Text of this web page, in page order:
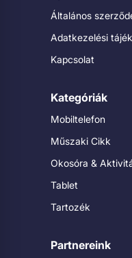
Általános
Adatkezelési
Kapcsolat
Kategóriák
Mobiltelefon
Műszaki Cikk
Okosóra &
Tablet
Tartozék
Partnereink